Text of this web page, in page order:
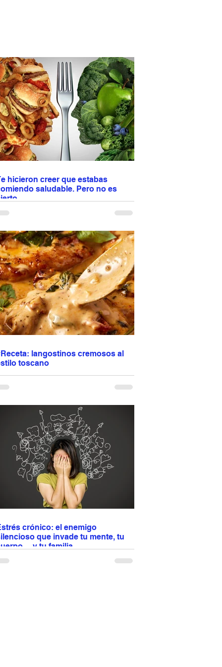
hicieron creer que estabas
saludable. Pero no es
enseñaron a confiar en etiquetas como
al marketing. Responde a lo que
cada día. Puedes estar delgado,
ejercicio y aun así no estar sano. La
no se construye con soluciones rápidas,
con hábitos consistentes. Comida real.
ultraprocesados. Más conciencia. La
es: ¿estás alimentando tu salud… o el
Programación de citas: escribir o
al 944 612 501
langostinos cremosos al
toscano
cremosos al estilo toscano 🦐🤍
dorados en una mezcla de aceite de
de crema, ajo, tomates deshidratados,
parmesano y hierbas italianas. La espinaca
aporta frescura y el vino blanco realza todos los
sabores. Una receta fácil pero elegante,
perfecta para lucirte sin complicarte, ideal para
acompañar con pasta, arroz o vegetales y
disfrutar en cualquier ocasión especial 🍽️✨
crónico: el enemigo
que invade tu mente, tu
y tu familia
estrés no se queda en tu cabeza: afecta tu